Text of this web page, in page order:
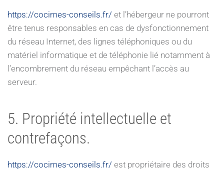
https://cocimes-conseils.fr/ et l’hébergeur ne pourront
être tenus responsables en cas de dysfonctionnement
du réseau Internet, des lignes téléphoniques ou du
matériel informatique et de téléphonie lié notamment à
l’encombrement du réseau empêchant l’accès au
serveur.
5. Propriété intellectuelle et
contrefaçons.
https://cocimes-conseils.fr/ est propriétaire des droits